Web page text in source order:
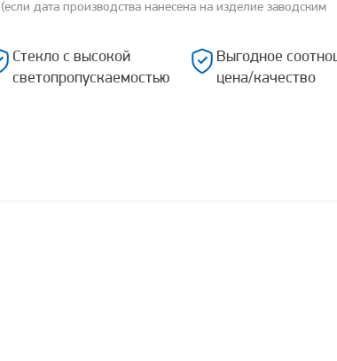
дата производства нанесена на изделие заводским
Стекло с высокой
светопропускаемостью
Выгодное
цена/качество